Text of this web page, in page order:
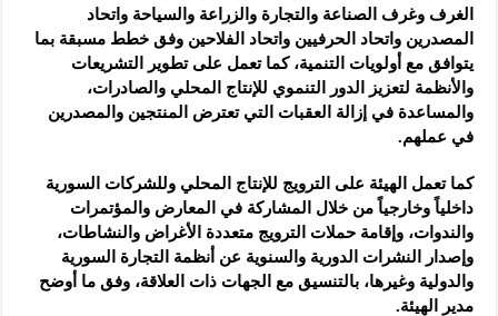
الغرف وغرف الصناعة والتجارة والزراعة والسياحة واتحاد
المصدرين واتحاد الحرفيين واتحاد الفلاحين وفق خطط مسبقة بما
يتوافق مع أولويات التنمية، كما تعمل على تطوير التشريعات
والأنظمة لتعزيز الدور التنموي للإنتاج المحلي والصادرات،
والمساعدة في إزالة العقبات التي تعترض المنتجين والمصدرين
في عملهم.
كما تعمل الهيئة على الترويج للإنتاج المحلي وللشركات السورية
داخلياً وخارجياً من خلال المشاركة في المعارض والمؤتمرات
والندوات، وإقامة حملات الترويج متعددة الأغراض والنشاطات،
وإصدار النشرات الدورية والسنوية عن أنظمة التجارة السورية
والدولية وغيرها، بالتنسيق مع الجهات ذات العلاقة، وفق ما أوضح
مدير الهيئة.